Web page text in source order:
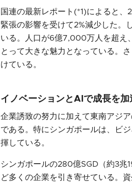
国連の最新レポート(*1)によると
緊張の影響を受けて2%減少した。
いる。人口が6億7,000万人を超え
とって大きな魅力となっている。
けている。
イノベーションとAIで成長を加
企業誘致の努力に加えて東南アジ
である。特にシンガポールは、ビ
揮している。
シンガポールの280億SGD（約3兆
ど多くの企業を引き寄せている。